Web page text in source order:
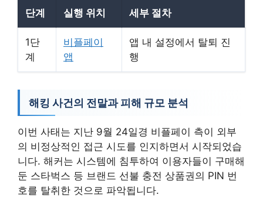
단계 실행 위치 세부 절차
1단
계
비플페이
앱
앱 내 설정에서 탈퇴 진
행
해킹 사건의 전말과 피해 규모 분석
이번 사태는 지난 9월 24일경 비플페이 측이 외부
의 비정상적인 접근 시도를 인지하면서 시작되었습
니다. 해커는 시스템에 침투하여 이용자들이 구매해
둔 스타벅스 등 브랜드 선불 충전 상품권의 PIN 번
호를 탈취한 것으로 파악됩니다.